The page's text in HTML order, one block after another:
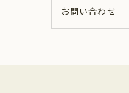
お問い合わせ